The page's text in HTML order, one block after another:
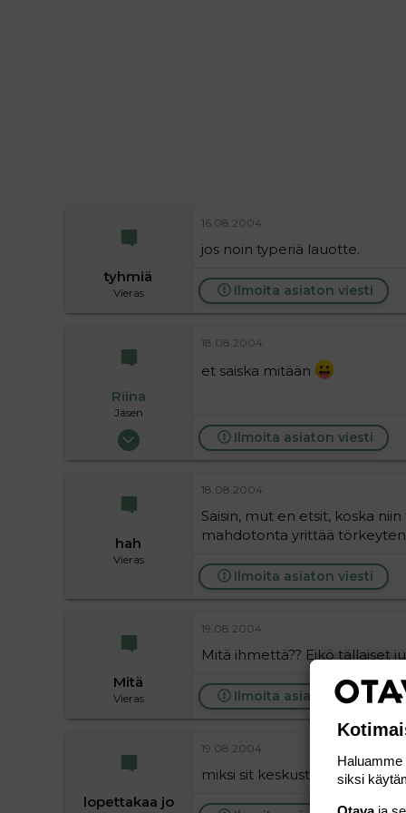
tyhmiä
Vieras
16.08.2004
jos noin typeriä lauotte.
Ilmoita asiaton viesti
Riina
Jäsen
09.06.2004
18.08.2004
et saiska mitään
Ilmoita asiaton viesti
hah
Vieras
18.08.2004
Saisin, mut en etsit, koska
mahdotonta yrittää
Ilmoita asiaton viesti
Mitä
Vieras
19.08.2004
Mitä ihmettä?? Eikö tällaiset
Ilmoita asiaton viesti
lopettakaa jo
19.08.2004
miksi sit keskustelette?
Haluamme
siksi